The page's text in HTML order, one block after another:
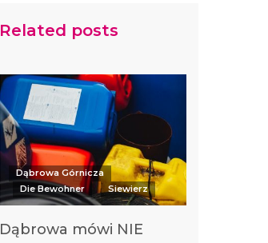
Related posts
Dąbrowa Górnicza
Die Bewohner
Siewierz
Dąbrowa mówi NIE